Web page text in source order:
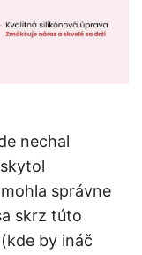
nechal
správne
skrz túto
by ináč